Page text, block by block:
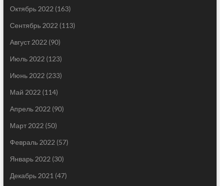
Октябрь 2022(163)
Сентябрь 2022(113)
Август 2022(90)
Июль 2022(123)
Июнь 2022(233)
Май 2022(114)
Апрель 2022(90)
Март 2022(50)
Февраль 2022(57)
Январь 2022(30)
Декабрь 2021(47)